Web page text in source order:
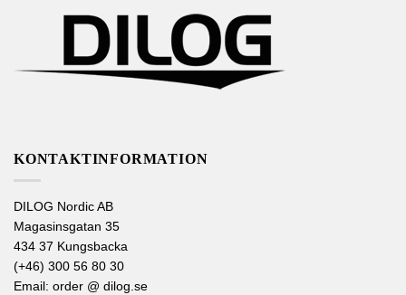
KONTAKTINFORMATION
DILOG Nordic AB
Magasinsgatan 35
434 37 Kungsbacka
(+46) 300 56 80 30
Email: order @ dilog.se